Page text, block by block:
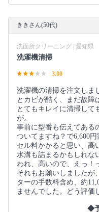
ききさん(50代)
洗面所クリーニング | 愛知県
洗濯機清掃
3.00
洗濯機の清掃を注文しま
とカビが酷く、まだ故障
とてもキレイに清掃して
が。
事前に型番も伝えてある
ついてますね？で6,600
セル料かかると思い、高
水溝も詰まるかもしれな
われ、高いので、えっ！
それもお願いしましたが
ターの手数料含め、約
ませんでした。どう評価
◆